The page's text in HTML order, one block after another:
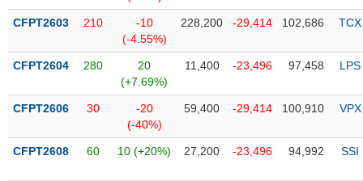
Theo
đặc
Không
ký
quỹ
CFPT2603 210
-10
(-4.55%)
228,200 -29,414 102,686 TCX
CFPT2604 280
20
(+7.69%)
11,400 -23,496 97,458 LPS
CFPT2606 30
-20
(-40%)
59,400 -29,414 100,910 VPX
CFPT2608 60 10 (+20%) 27,200 -23,496 94,992 SSI
ĐẦU
XUẤT